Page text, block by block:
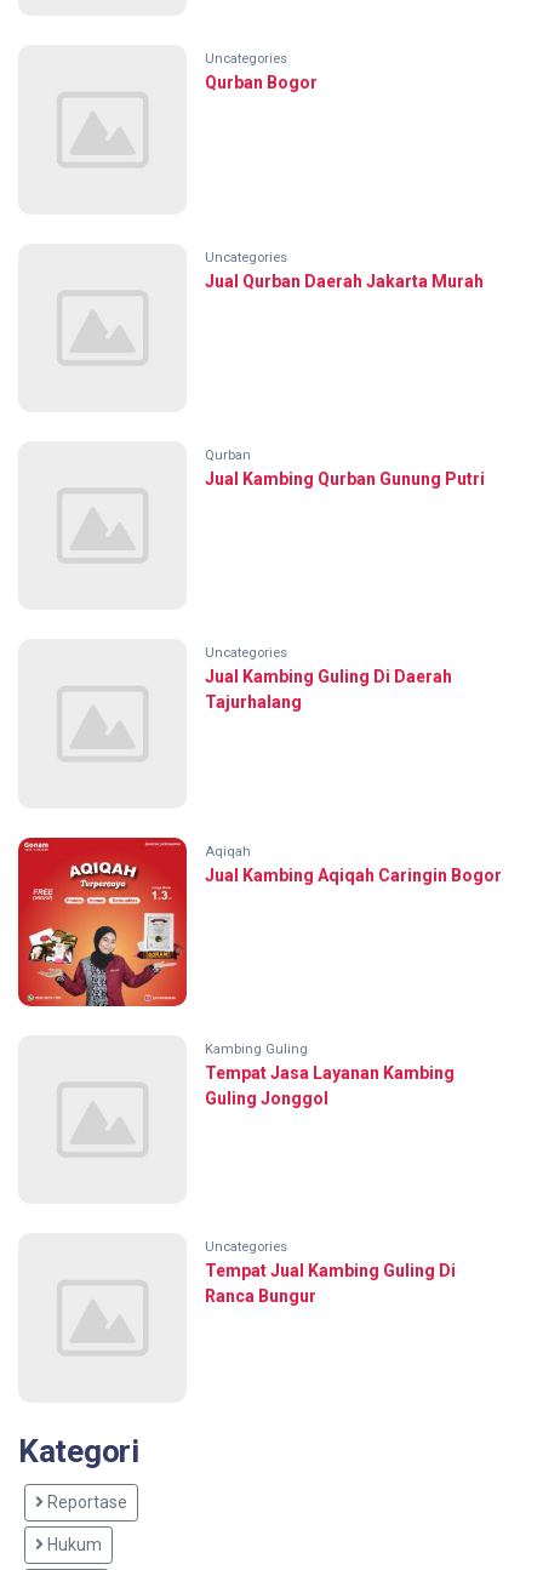
Uncategories
Qurban Bogor
Uncategories
Jual Qurban Daerah Jakarta Murah
Qurban
Jual Kambing Qurban Gunung Putri
Uncategories
Jual Kambing Guling Di Daerah
Tajurhalang
Aqiqah
Jual Kambing Aqiqah Caringin Bogor
Kambing Guling
Tempat Jasa Layanan Kambing
Guling Jonggol
Uncategories
Tempat Jual Kambing Guling Di
Ranca Bungur
Kategori
Reportase
Hukum